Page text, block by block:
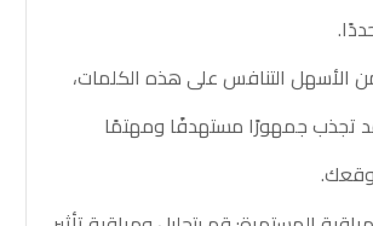
الأسهل التنافس على هذه الكلمات،
تجذب جمهورًا مستهدفًا ومهتمًا